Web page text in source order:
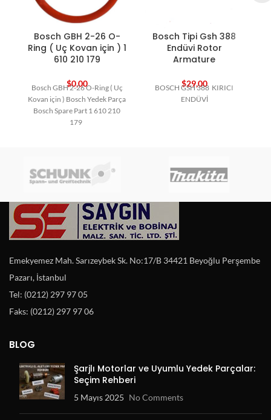
Bosch GBH 2-26 O-
Ring ( Uç Kovan için ) 1
610 210 179
$0,00
Bosch GBH 2-26 O-Ring ( Uç
Kovan için ) Bosch Yedek Parça
Bosch Spare Part 1 610 210
179
Bosch Tipi Gsh 388
Endüvi Rotor
Armature
$29,00
BOSCH GSH 388 KIRICI
ENDÜVİ
Emekyemez Mah. Sarızeybek Sk. No:17/B 34421 Beyoğlu Perşembe
Pazarı, İstanbul
Tel: (0212) 297 97 05
Faks: (0212) 297 97 06
BLOG
Şarjlı Motorlar ve Uyumlu Yedek Parçalar:
Seçim Rehberi
5 Mayıs 2025 No Comments